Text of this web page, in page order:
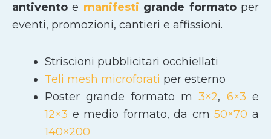
antivento e manifesti grande formatoper
eventi, promozioni, cantieri e affissioni.
Striscioni pubblicitari occhiellati
Teli mesh microforati per esterno
Poster grande formato m3×2, 6×3 e
12×3 e medio formato, da cm50×70 a
140×200